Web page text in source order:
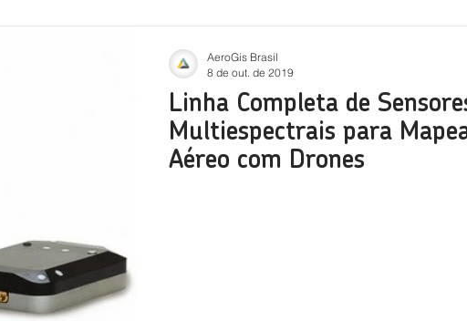
Linha Completa de
Multiespectrais para
Aéreo com Drones
AeroGis Brasil
8 de out. de 2019